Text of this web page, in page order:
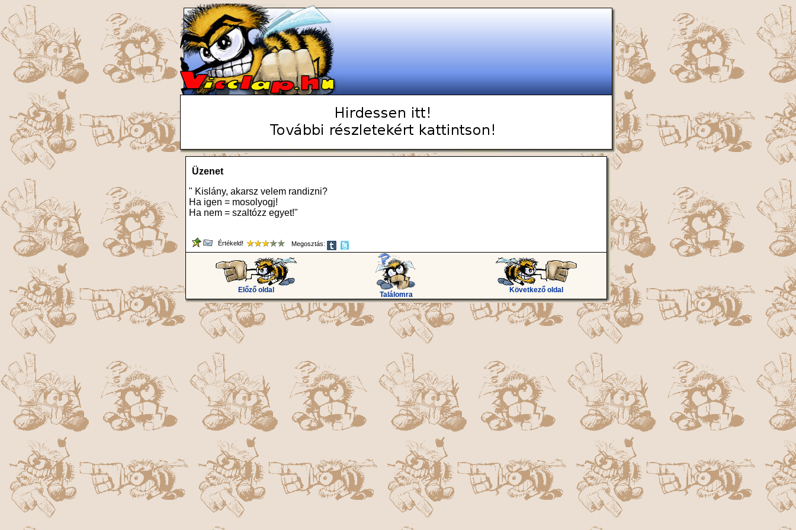
Üzenet
" Kislány, akarsz velem randizni?
Ha igen = mosolyogj!
Ha nem = szaltózz egyet!"
Értékeld! Megosztás:
Előző oldal
Találomra
Következő oldal